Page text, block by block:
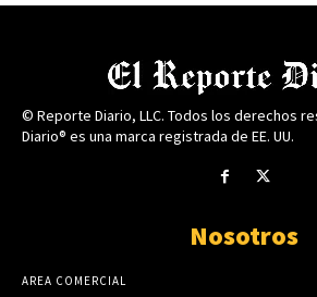
© Reporte Diario, LLC. Todos los derechos
Diario® es una marca registrada de EE. UU.
Nosotros
AREA COMERCIAL